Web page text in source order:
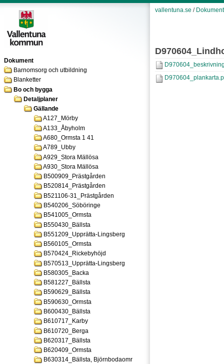
Dokument
Barnomsorg och utbildning
Blanketter
Bo och bygga
Detaljplaner
Gällande
A127_Mörby
A133_Åbyholm
A680_Ormsta 1 41
A789_Ubby
A929_Stora Mällösa
A930_Stora Mällösa
B500909_Prästgården
B520814_Prästgården
B521106-31_Prästgården
B540206_Söböringe
B541005_Ormsta
B550430_Bällsta
B551209_Upprätta-Lingsberg
B560105_Ormsta
B570424_Rickebyhöjd
B570513_Upprätta-Lingsberg
B580305_Backa
B581227_Bällsta
B590629_Bällsta
B590630_Ormsta
B600430_Bällsta
B610717_Karby
B610720_Berga
B620317_Bällsta
B620409_Ormsta
B630314_Bällsta, Björnbodaomr
vallentuna.se / Dokument